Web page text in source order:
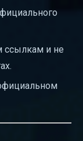
ссылкам и не